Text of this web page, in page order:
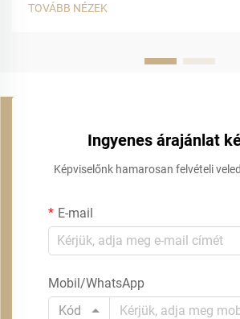
TOVÁBB NÉZEK
Ingyenes árajánlat
Képviselőnk hamarosan felvételi
E-mail
Mobil/WhatsApp
Kód